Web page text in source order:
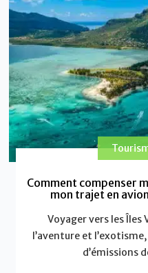
Comment compenser
mon trajet en
Voyager vers les Îles
l’aventure et
d’émissions